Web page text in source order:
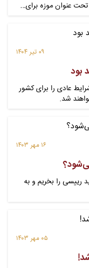
عنوان موزه برای…
۰۹ تیر ۱۴۰۴
بود
عادی را برای کشور
شد.
۱۶ مهر ۱۴۰۳
رییسی را بخریم و به
۰۵ مهر ۱۴۰۳